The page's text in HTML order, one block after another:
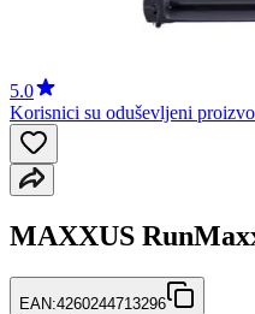
5.0
Korisnici su oduševljeni
MAXXUS
EAN:4260244713296